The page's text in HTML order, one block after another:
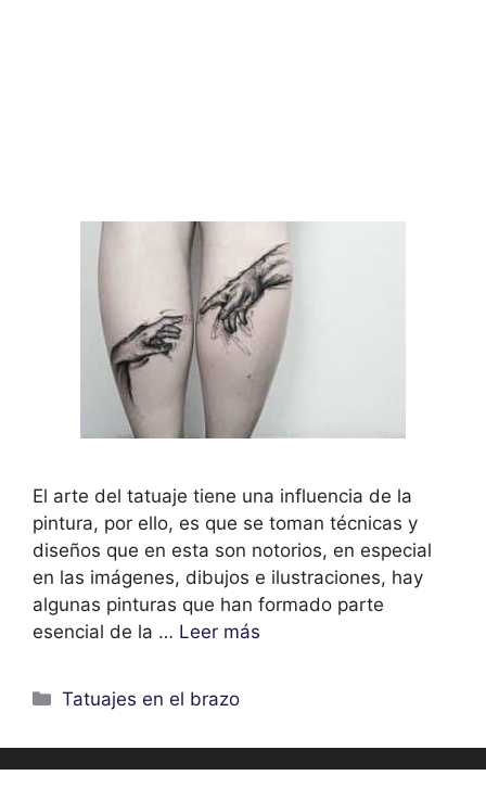
El arte del tatuaje tiene una influencia de la
pintura, por ello, es que se toman técnicas y
diseños que en esta son notorios, en especial
en las imágenes, dibujos e ilustraciones, hay
algunas pinturas que han formado parte
esencial de la … Leer más
Categorías
Tatuajes en el brazo